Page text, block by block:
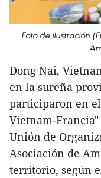
Foto de ilustración
Dong Nai,
en la sureña
participaron en
Vietnam-
Unión de
Asociación de
territorio, según